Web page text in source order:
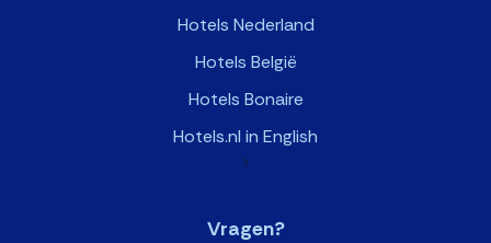
Hotels Nederland
Hotels België
Hotels Bonaire
Hotels.nl in English
>
Vragen?